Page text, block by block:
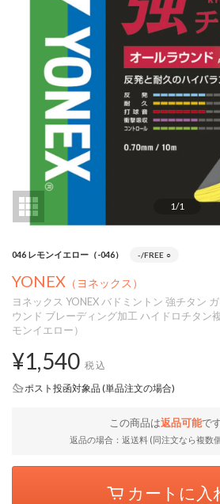
1/1
046 レモンイエロー（-046） -/FREE ○
YONEX （ヨネックス）
ヨネックス YONEX バドミントン 強チタン
ウンド ブレーディング加工 ハイドロチタン
モンイエロー）
¥1,540 税込
ポスト投函対象品 (単品注文の場合)
この商品は返品可能で
返品の場合：返送料 (同注文なら複数
カートに入